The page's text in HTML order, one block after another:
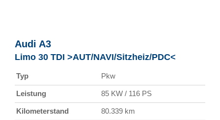
Audi A3
Limo 30 TDI >AUT/NAVI/Sitzheiz/PDC<
Typ Pkw
Leistung 85 KW / 116 PS
Kilometerstand 80.339 km